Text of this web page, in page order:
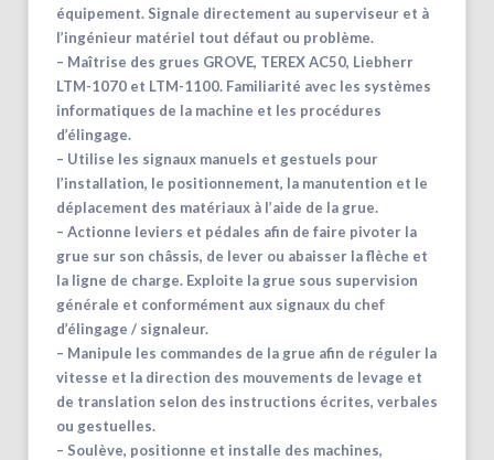
équipement. Signale directement au superviseur et à
l’ingénieur matériel tout défaut ou problème.
– Maîtrise des grues GROVE, TEREX AC50, Liebherr
LTM-1070 et LTM-1100. Familiarité avec les systèmes
informatiques de la machine et les procédures
d’élingage.
– Utilise les signaux manuels et gestuels pour
l’installation, le positionnement, la manutention et le
déplacement des matériaux à l’aide de la grue.
– Actionne leviers et pédales afin de faire pivoter la
grue sur son châssis, de lever ou abaisser la flèche et
la ligne de charge. Exploite la grue sous supervision
générale et conformément aux signaux du chef
d’élingage / signaleur.
– Manipule les commandes de la grue afin de réguler la
vitesse et la direction des mouvements de levage et
de translation selon des instructions écrites, verbales
ou gestuelles.
– Soulève, positionne et installe des machines,